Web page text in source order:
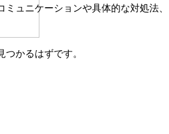
ュニケーションや具体的な対処法、
かるはずです。